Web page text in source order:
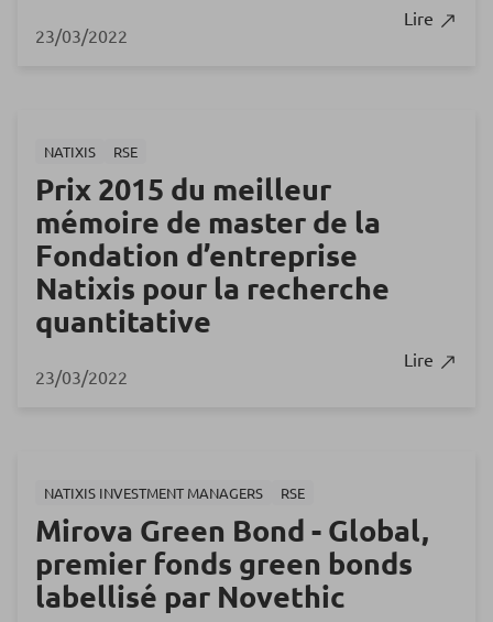
23/03/2022
Lire
NATIXIS RSE
Prix 2015 du meilleur
mémoire de master de la
Fondation d’entreprise
Natixis pour la recherche
quantitative
23/03/2022
Lire
NATIXIS INVESTMENT MANAGERS RSE
Mirova Green Bond - Global,
premier fonds green bonds
labellisé par Novethic